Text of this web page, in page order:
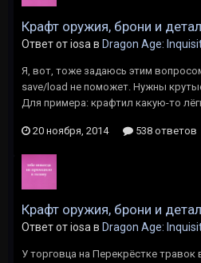
Крафт оружия, брони и
Ответ от iosa в Dragon Age:
Я, вот, тоже задаюсь этим
save/load не поможет. Нужны
Для примера: крафтил какую-то
20 ноября, 2014 538 ответов
Крафт оружия, брони и
Ответ от iosa в Dragon Age:
У торговца на Перекрёстке травок